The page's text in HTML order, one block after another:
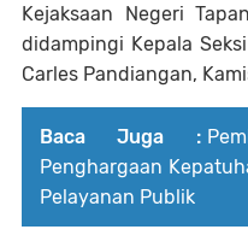
Kejaksaan Negeri
didampingi Kepala
Carles Pandiangan,
Baca Juga :
Penghargaan
Pelayanan Publik